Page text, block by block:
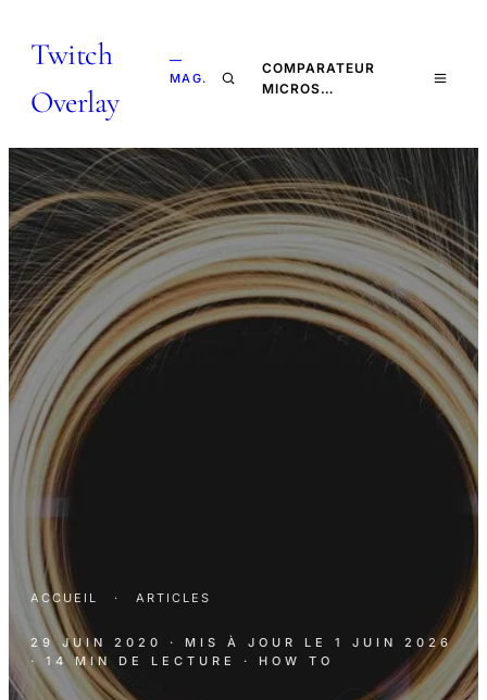
Twitch
Overlay
—
MAG.
COMPARATEUR
MICROS…
ACCUEIL · ARTICLES
29 JUIN 2020 · MIS À JOUR LE 1 JUIN 2026
· 14 MIN DE LECTURE
· HOW TO